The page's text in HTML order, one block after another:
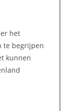
het
te begrijpen
kunnen